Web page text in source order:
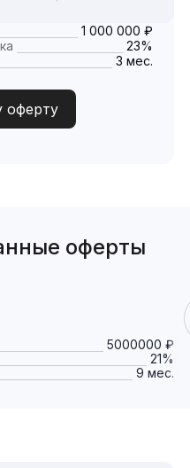
1 000 000 ₽
23%
3 мес.
оферту
оферты
5000000 ₽
21%
9 мес.